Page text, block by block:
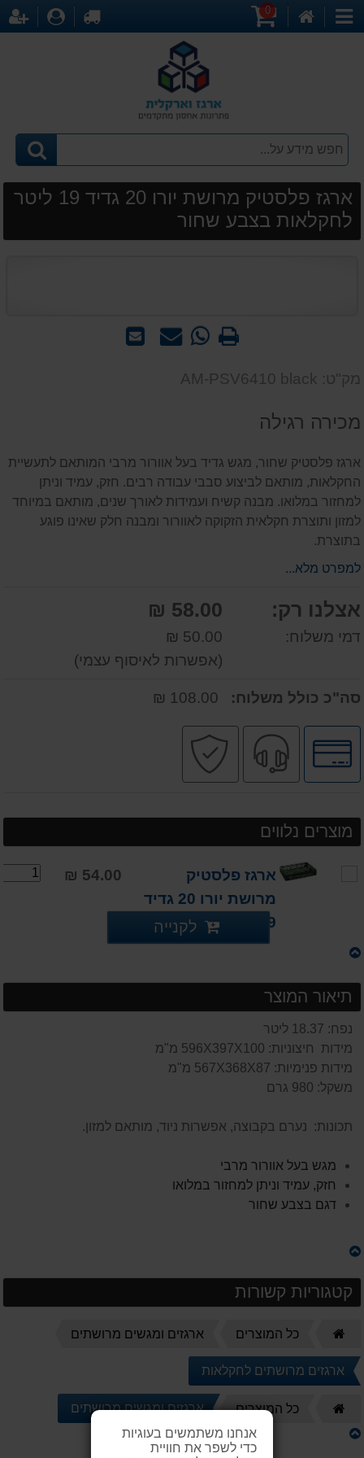
אנחנו משתמשים בעוגיות
כדי לשפר את חוויית
קטגוריות
0
לקופה
ארגז פלסטיק מרושת יורו 20 גדיד 19 ליטר
לחקלאות בצבע שחור
שלח
שאל
המוצר
WhatsApp
אותנו
מק"ט: AM-PSV6410 black
מכירה רגילה
ארגז פלסטיק שחור, מגש גדיד בעל אוורור מרבי המותאם לתעשיית
החקלאות, מותאם לביצוע סבבי עבודה רבים. חזק, עמיד וניתן
למחזור במלואו. מבנה קשיח ועמידות לאורך שנים, מותאם במיוחד
למזון ותוצרת חקלאית הזקוקה לאוורור ומבנה חלק שאינו פוגע
בתוצרת.
למפרט מלא...
אצלנו רק: 58.00 ₪
דמי משלוח:
50.00 ₪
(אפשרות לאיסוף עצמי)
סה"כ כולל משלוח:
לחץ
לאפשרויות
תשלומים
שירות
מקצועי
מוצרים נלווים
ארגז פלסטיק
מרושת יורו 20 גדיד
19 ליטר לחקלאות
54.00 ₪
לקנייה
תיאור המוצר
נפח: 18.37 ליטר
מידות חיצוניות: 596X397X100 מ"מ
מידות פנימיות: 567X368X87 מ"מ
משקל: 980 גרם
תכונות: נערם בקבוצה, אפשרות ניוד, מותאם למזון.
מגש בעל אוורור מרבי
חזק, עמיד וניתן למחזור במלואו
דגם בצבע שחור
קטגוריות קשורות
כל המוצרים ארגזים ומגשים מרושתים
ארגזים מרושתים לחקלאות
כל המוצרים ארגזים ומגשים מרושתים